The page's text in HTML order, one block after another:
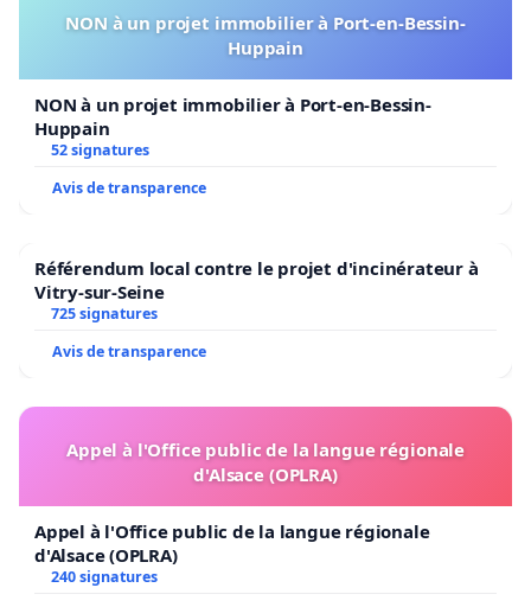
NON à un projet immobilier à Port-en-Bessin-
Huppain
NON à un projet immobilier à Port-en-Bessin-
Huppain
52 signatures
Avis de transparence
Référendum local contre le projet d'incinérateur à
Vitry-sur-Seine
725 signatures
Avis de transparence
Appel à l'Office public de la langue régionale
d'Alsace (OPLRA)
Appel à l'Office public de la langue régionale
d'Alsace (OPLRA)
240 signatures